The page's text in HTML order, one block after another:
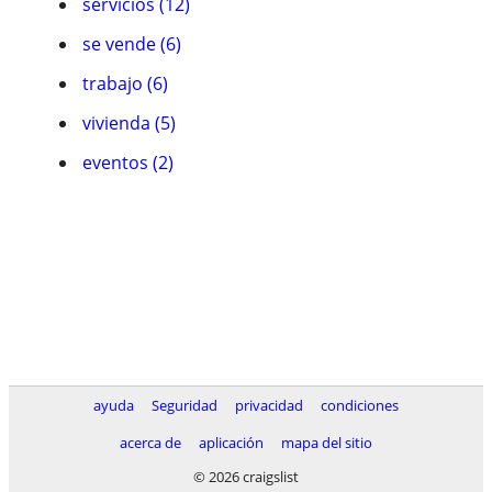
se vende (6)
trabajo (6)
vivienda (5)
eventos (2)
ayuda Seguridad privacidad
condiciones
acerca de
aplicación
mapa del sitio
© 2026 craigslist